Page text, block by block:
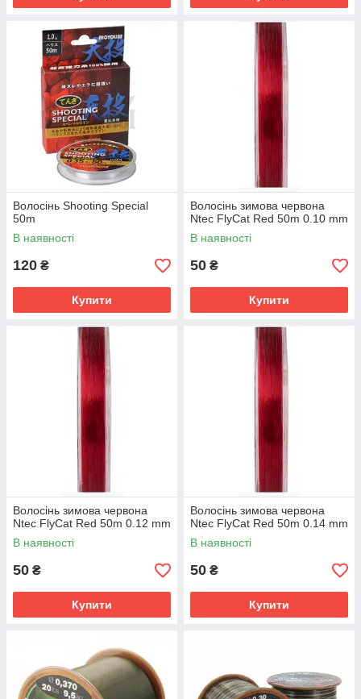
Волосінь Shooting Special
50m
В наявності
120 ₴
Купити
Волосінь зимова червона
Ntec FlyCat Red 50m 0.10 mm
В наявності
50 ₴
Купити
Волосінь зимова червона
Ntec FlyCat Red 50m 0.12 mm
В наявності
50 ₴
Купити
Волосінь зимова червона
Ntec FlyCat Red 50m 0.14 mm
В наявності
50 ₴
Купити